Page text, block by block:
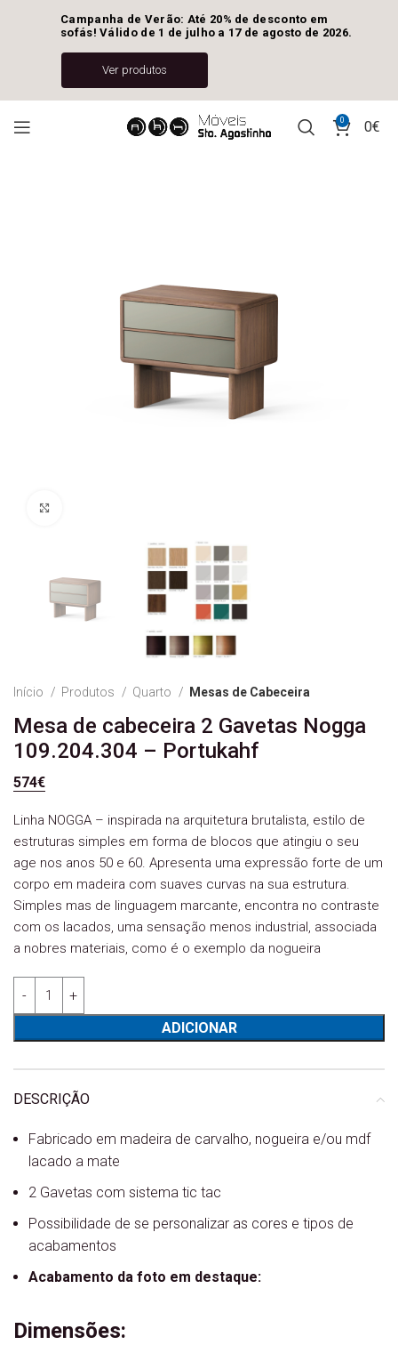
0 0€
Início Produtos Quarto Mesas de Cabeceira
Mesa de cabeceira 2 Gavetas Nogga
109.204.304 – Portukahf
574€
Linha NOGGA – inspirada na arquitetura brutalista, estilo de
estruturas simples em forma de blocos que atingiu o seu
age nos anos 50 e 60. Apresenta uma expressão forte de um
corpo em madeira com suaves curvas na sua estrutura.
Simples mas de linguagem marcante, encontra no contraste
com os lacados, uma sensação menos industrial, associada
a nobres materiais, como é o exemplo da nogueira
Quantidade de Mesa de cabeceira 2 Gavetas Nogga 109.204.304
ADICIONAR
DESCRIÇÃO
Fabricado em madeira de carvalho, nogueira e/ou mdf
lacado a mate
2 Gavetas com sistema tic tac
Possibilidade de se personalizar as cores e tipos de
acabamentos
Acabamento da foto em destaque:
Dimensões:
Campanha de Verão: Até 20% de desconto em
sofás! Válido de 1 de julho a 17 de agosto de 2026.
Ver produtos